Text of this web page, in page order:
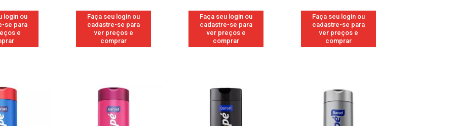
login ou
se para
e
Faça seu login ou
cadastre-se para
ver preços e
comprar
Faça seu login ou
cadastre-se para
ver preços e
comprar
Faça seu login ou
cadastre-se para
ver preços e
comprar